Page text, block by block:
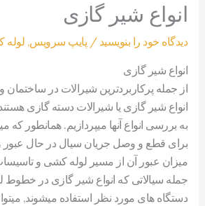
انواع شیر گازی
دیدگاه‌ خود را بنویسید / پایپ سرویس, لوله
انواع شیر گازی
از جمله پرکاربردترین شیرالات در
انواع شیر گازی یا شیرالات دسته گازی
به بررسی انواع آنها میپردازیم. همانطور که
برای قطع و وصل جریان سیال در حال عبور
میزان عبور آن از مسیر لوله کشی و تاسیسات
جمله سیالاتی که انواع شیر گازی در
دستگاه های مورد نظر استفاده میشوند,